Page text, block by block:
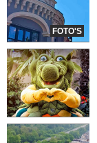
FOTO'S